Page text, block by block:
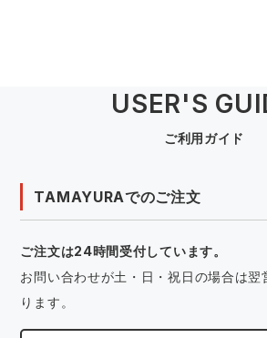
USER'S
ご利用ガイド
TAMAYURAでのご注文
ご注文は24時間受付しています。
お問い合わせが土・日・祝日の場合は翌
ります。